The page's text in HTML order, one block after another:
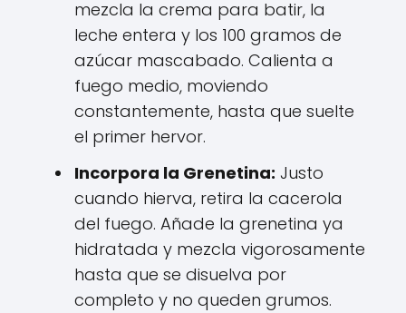
mezcla la crema para batir, la
leche entera y los 100 gramos de
azúcar mascabado. Calienta a
fuego medio, moviendo
constantemente, hasta que suelte
el primer hervor.
Incorpora la Grenetina: Justo
cuando hierva, retira la cacerola
del fuego. Añade la grenetina ya
hidratada y mezcla vigorosamente
hasta que se disuelva por
completo y no queden grumos.